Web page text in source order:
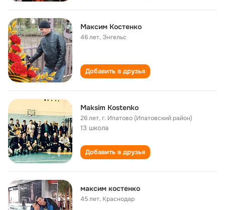
Максим Костенко
46 лет, Энгельс
Добавить в друзья
Maksim Kostenko
26 лет,г. Ипатово (Ипатовский район)
13 школа
Добавить в друзья
максим костенко
45 лет, Краснодар